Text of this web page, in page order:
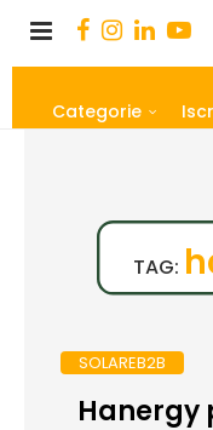
Categorie
TAG:
SOLAREB2B
Hanergy